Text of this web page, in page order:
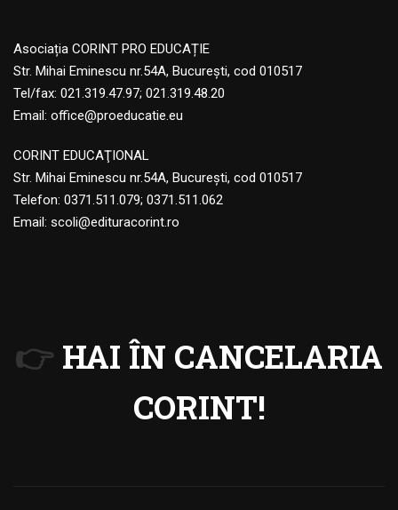
Asociația CORINT PRO EDUCAȚIE
Str. Mihai Eminescu nr.54A, București, cod 010517
Tel/fax: 021.319.47.97; 021.319.48.20
Email: office@proeducatie.eu
CORINT EDUCAŢIONAL
Str. Mihai Eminescu nr.54A, Bucureşti, cod 010517
Telefon: 0371.511.079; 0371.511.062
Email: scoli@edituracorint.ro
👉 HAI ÎN CANCELARIA
CORINT!